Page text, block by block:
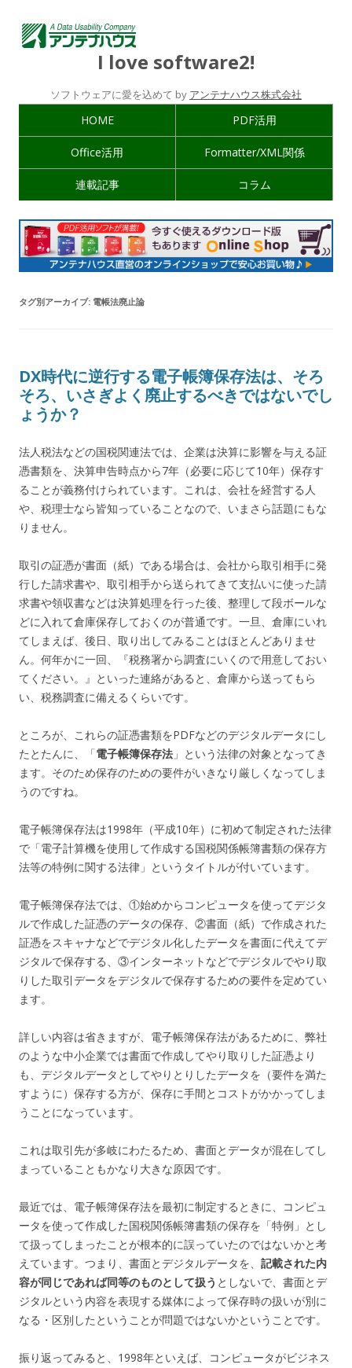
I love software2!
ソフトウェアに愛を込めて by アンテナハウス株式会社
HOME PDF活用
Office活用 Formatter/XML関係
連載記事 コラム
タグ別アーカイブ: 電帳法廃止論
DX時代に逆行する電子帳簿保存法は、そろ
そろ、いさぎよく廃止するべきではないでし
ょうか？
法人税法などの国税関連法では、企業は決算に影響を与える証
憑書類を、決算申告時点から7年（必要に応じて10年）保存す
ることが義務付けられています。これは、会社を経営する人
や、税理士なら皆知っていることなので、いまさら話題にもな
りません。
取引の証憑が書面（紙）である場合は、会社から取引相手に発
行した請求書や、取引相手から送られてきて支払いに使った請
求書や領収書などは決算処理を行った後、整理して段ボールな
どに入れて倉庫保存しておくのが普通です。一旦、倉庫にいれ
てしまえば、後日、取り出してみることはほとんどありませ
ん。何年かに一回、『税務署から調査にいくので用意しておい
てください。』といった連絡があると、倉庫から送ってもら
い、税務調査に備えるくらいです。
ところが、これらの証憑書類をPDFなどのデジタルデータにし
たとたんに、「電子帳簿保存法 」という法律の対象となってき
ます。そのため保存のための要件がいきなり厳しくなってしま
うのですね。
電子帳簿保存法は1998年（平成10年）に初めて制定された法律
で「電子計算機を使用して作成する国税関係帳簿書類の保存方
法等の特例に関する法律」というタイトルが付いています。
電子帳簿保存法では、①始めからコンピュータを使ってデジタ
ルで作成した証憑のデータの保存、②書面（紙）で作成された
証憑をスキャナなどでデジタル化したデータを書面に代えてデ
ジタルで保存する、③インターネットなどでデジタルでやり取
りした取引データをデジタルで保存するための要件を定めてい
ます。
詳しい内容は省きますが、電子帳簿保存法があるために、弊社
のような中小企業では書面で作成してやり取りした証憑より
も、デジタルデータとしてやりとりしたデータを（要件を満た
すように）保存する方が、保存に手間とコストがかかってしま
うことになっています。
これは取引先が多岐にわたるため、書面とデータが混在してし
まっていることもかなり大きな原因です。
最近では、電子帳簿保存法を最初に制定するときに、コンピュ
ータを使って作成した国税関係帳簿書類の保存を「特例」とし
て扱ってしまったことが根本的に誤っていたのではないかと考
えています。つまり、書面とデジタルデータを、 記載された内
容が同じであれば同等のものとして扱う としないで、書面とデ
ジタルという内容を表現する媒体によって保存時の扱いが別に
なる・区別したということが問題ではないかということです。
振り返ってみると、1998年といえば、コンピュータがビジネス